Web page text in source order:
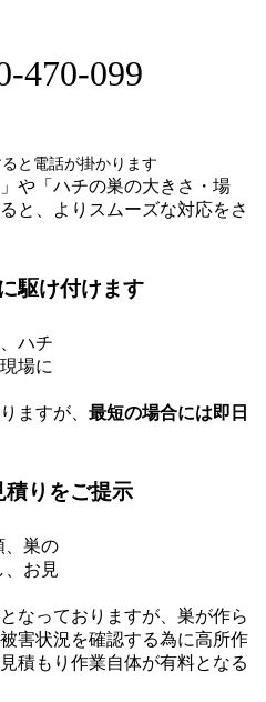
470-099
と電話が掛かります
や「ハチの巣の大きさ・場
と、よりスムーズな対応をさ
駆け付けます
ハチ
場に
ますが、 最短の場合には即日
積りをご提示
、巣の
、お見
なっておりますが、巣が作ら
害状況を確認する為に高所作
積もり作業自体が有料となる